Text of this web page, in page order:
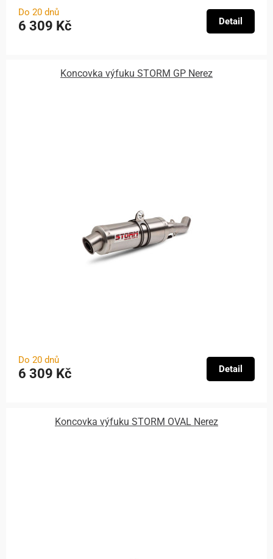
Do 20 dnů
6 309 Kč Detail
Koncovka výfuku STORM GP Nerez
Do 20 dnů
6 309 Kč Detail
Koncovka výfuku STORM OVAL Nerez